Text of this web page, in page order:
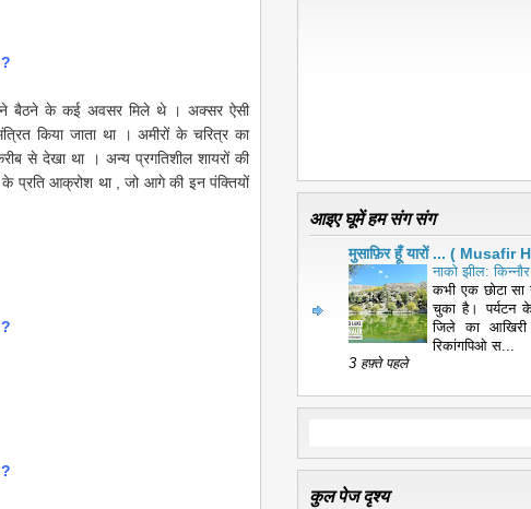
बैठने के कई अवसर मिले थे । अक्सर ऐसी
किया जाता था । अमीरों के चरित्र का
से देखा था । अन्य प्रगतिशील शायरों की
के प्रति आक्रोश था , जो आगे की इन पंक्तियों
आइए घूमें हम संग संग
मुसाफ़िर हूँ यारों ... ( Musafir
नाको झील:
कभी एक छोटा
चुका है। पर्यटन
जिले का
रिकांगपिओ स...
3 हफ़्ते पहले
कुल पेज दृश्य